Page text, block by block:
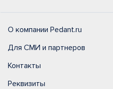
О компании Pedant.ru
Для СМИ и партнеров
Контакты
Реквизиты